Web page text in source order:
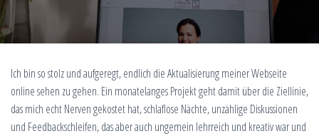
T
N
U
M
S
Ich bin so stolz und aufgeregt, endlich die Aktualisierung meiner Webseite
online sehen zu gehen. Ein monatelanges Projekt geht damit über die Ziellinie,
das mich echt Nerven gekostet hat, schlaflose Nächte, unzählige Diskussionen
und Feedbackschleifen, das aber auch ungemein lehrreich und kreativ war und